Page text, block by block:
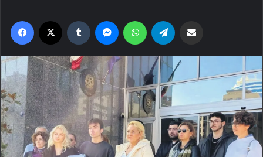
Facebook Tumblr MessengerWhatsApp